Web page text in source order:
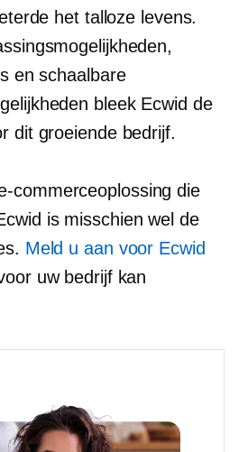
het talloze levens.
en schaalbare
bleek Ecwid de
dit groeiende bedrijf.
commerceoplossing die
is misschien wel de
Meld u aan voor Ecwid
uw bedrijf kan